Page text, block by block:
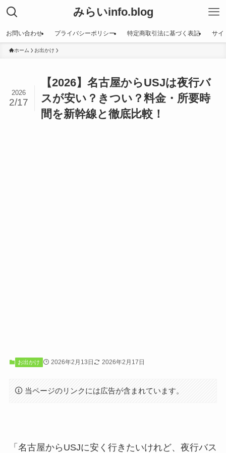
みらいinfo.blog
お問い合わせ プライバシーポリシー 特定商取引法に基づく表記 サイ
ホーム お出かけ
【2026】名古屋からUSJは夜行バ
スが安い？きつい？料金・所要時
間を新幹線と徹底比較！
2026
2/17
お出かけ 2026年2月13日 2026年2月17日
当ページのリンクには広告が含まれています。
「名古屋からUSJに安く行きたいけれど、夜行バス